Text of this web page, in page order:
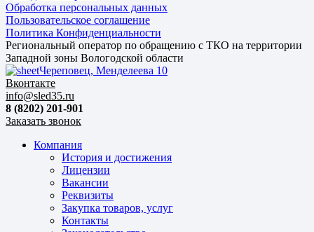
Обработка персональных данных
Пользовательское соглашение
Политика Конфиденциальности
Региональный оператор по обращению с ТКО на территории
Западной зоны Вологодской области
Череповец, Менделеева 10
Вконтакте
info@sled35.ru
8 (8202) 201-901
Заказать звонок
Компания
История и достижения
Лицензии
Вакансии
Реквизиты
Закупка товаров, услуг
Контакты